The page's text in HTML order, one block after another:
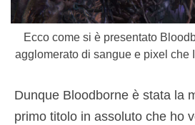
Ecco come si è presentato
agglomerato di sangue e pixel che
Dunque Bloodborne è stata la
primo titolo in assoluto che ho